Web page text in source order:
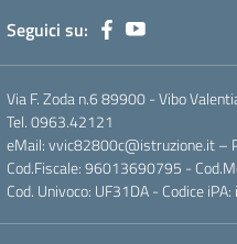
Seguici su:
Via F. Zoda n.6 89900 - Vibo
Tel. 0963.42121
eMail: vvic82800c@istruzione.it –
Cod.Fiscale: 96013690795 -
Cod. Univoco: UF31DA - Codice